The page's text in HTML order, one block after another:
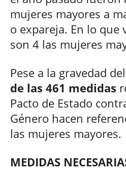
mujeres mayores a
o expareja. En lo que
son 4 las mujeres
Pese a la gravedad
de las 461 medidas
Pacto de Estado
Género hacen
las mujeres mayores.
MEDIDAS